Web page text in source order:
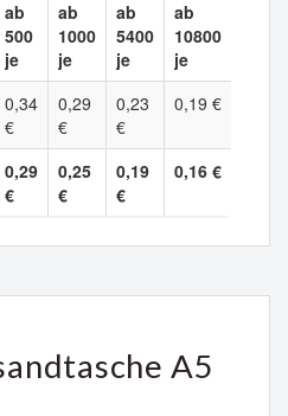
ab
500
je
ab
1000
je
ab
5400
je
ab
10800
je
0,34
€
0,29
€
0,23
€
0,19 €
0,29
€
0,25
€
0,19
€
0,16 €
A5